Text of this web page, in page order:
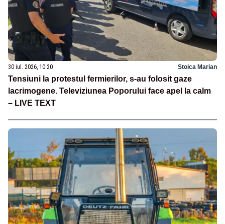
30 iul. 2026, 10:20 Stoica Marian
Tensiuni la protestul fermierilor, s-au folosit gaze
lacrimogene. Televiziunea Poporului face apel la calm
– LIVE TEXT